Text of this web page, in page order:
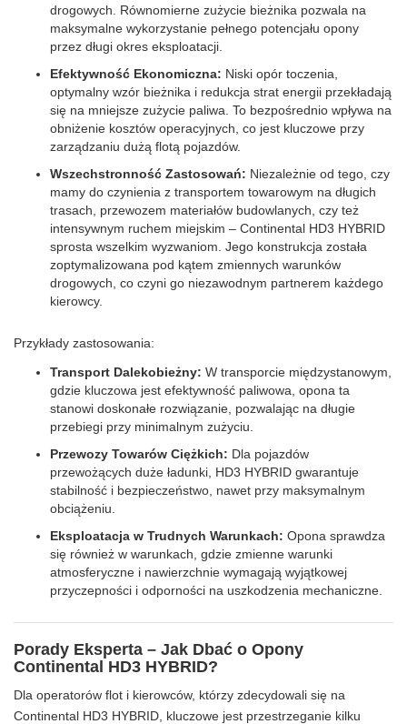
drogowych. Równomierne zużycie bieżnika pozwala na
maksymalne wykorzystanie pełnego potencjału opony
przez długi okres eksploatacji.
Efektywność Ekonomiczna: Niski opór toczenia,
optymalny wzór bieżnika i redukcja strat energii przekładają
się na mniejsze zużycie paliwa. To bezpośrednio wpływa na
obniżenie kosztów operacyjnych, co jest kluczowe przy
zarządzaniu dużą flotą pojazdów.
Wszechstronność Zastosowań: Niezależnie od tego, czy
mamy do czynienia z transportem towarowym na długich
trasach, przewozem materiałów budowlanych, czy też
intensywnym ruchem miejskim – Continental HD3 HYBRID
sprosta wszelkim wyzwaniom. Jego konstrukcja została
zoptymalizowana pod kątem zmiennych warunków
drogowych, co czyni go niezawodnym partnerem każdego
kierowcy.
Przykłady zastosowania:
Transport Dalekobieżny: W transporcie międzystanowym,
gdzie kluczowa jest efektywność paliwowa, opona ta
stanowi doskonałe rozwiązanie, pozwalając na długie
przebiegi przy minimalnym zużyciu.
Przewozy Towarów Ciężkich: Dla pojazdów
przewożących duże ładunki, HD3 HYBRID gwarantuje
stabilność i bezpieczeństwo, nawet przy maksymalnym
obciążeniu.
Eksploatacja w Trudnych Warunkach: Opona sprawdza
się również w warunkach, gdzie zmienne warunki
atmosferyczne i nawierzchnie wymagają wyjątkowej
przyczepności i odporności na uszkodzenia mechaniczne.
Porady Eksperta – Jak Dbać o Opony
Continental HD3 HYBRID?
Dla operatorów flot i kierowców, którzy zdecydowali się na
Continental HD3 HYBRID, kluczowe jest przestrzeganie kilku